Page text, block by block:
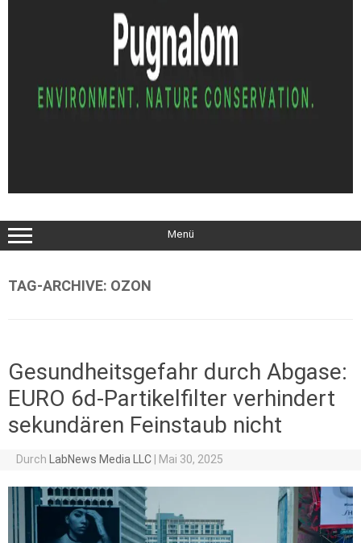
Menü
TAG-ARCHIVE: OZON
Gesundheitsgefahr durch Abgase:
EURO 6d-Partikelfilter verhindert
sekundären Feinstaub nicht
Durch LabNews Media LLC Mai 30, 2025